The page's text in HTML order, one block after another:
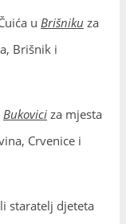
u Brišniku za
Brišnik i
Bukovici za mjesta
Crvenice i
staratelj djeteta